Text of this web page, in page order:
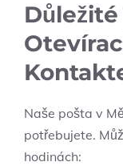
Naše pošta v
potřebujete.
hodinách: